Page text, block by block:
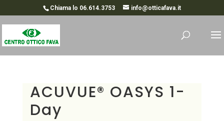
Chiama lo 06.614.3753 info@otticafava.it
ACUVUE® OASYS 1-
Day